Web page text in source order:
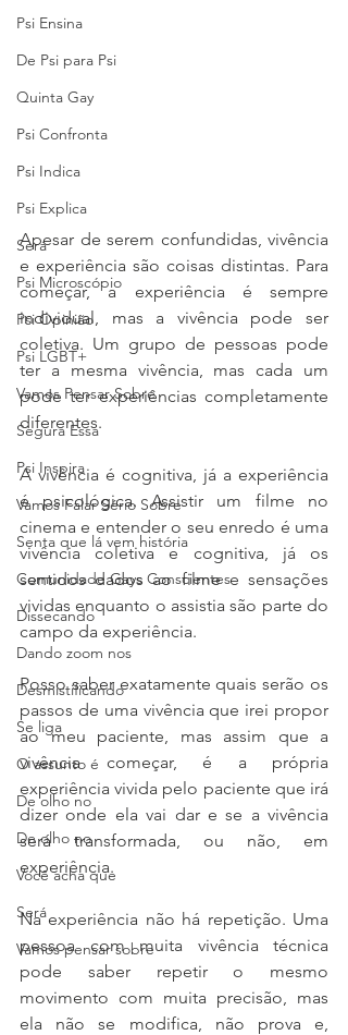
Psi Ensina
De Psi para Psi
Quinta Gay
Psi Confronta
Psi Indica
Psi Explica
Será
Psi Microscópio
Psi Opinião
Psi LGBT+
Vamos Pensar Sobre
Segura Essa
Psi Inspira
Vamos Falar Sério Sobre
Senta que lá vem história
Comunidade Gays Conscientes
Dissecando
Dando zoom nos
Desmistificando
Se liga
O assunto é
De olho no
De olho no
Você acha que
Será
Vamos pensar sobre
Apesar de serem confundidas, vivência
e experiência são coisas distintas. Para
começar, a experiência é sempre
individual, mas a vivência pode ser
coletiva. Um grupo de pessoas pode
ter a mesma vivência, mas cada um
pode ter experiências completamente
diferentes.
A vivência é cognitiva, já a experiência
é psicológica. Assistir um filme no
cinema e entender o seu enredo é uma
vivência coletiva e cognitiva, já os
sentidos dados ao filme e sensações
vividas enquanto o assistia são parte do
campo da experiência.
Posso saber exatamente quais serão os
passos de uma vivência que irei propor
ao meu paciente, mas assim que a
vivência começar, é a própria
experiência vivida pelo paciente que irá
dizer onde ela vai dar e se a vivência
será transformada, ou não, em
experiência.
Na experiência não há repetição. Uma
pessoa com muita vivência técnica
pode saber repetir o mesmo
movimento com muita precisão, mas
ela não se modifica, não prova e,